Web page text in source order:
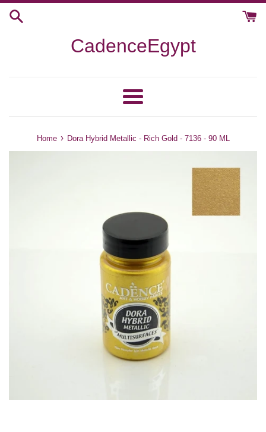
Skip
CadenceEgypt
Menu
Home › Dora Hybrid Metallic - Rich Gold - 7136 - 90 ML